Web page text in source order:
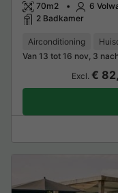
70m2 6
2 Badkamer
Airconditioning
Van 13 tot 16 nov, 3
Excl. €